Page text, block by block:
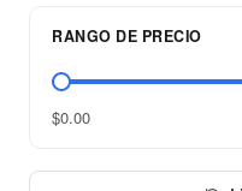
RANGO DE PRECIO
$0.00